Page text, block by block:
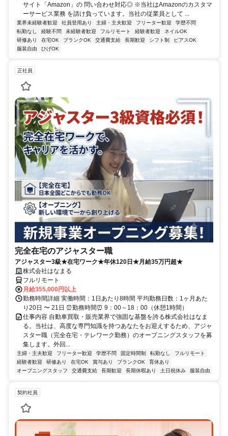
サイト「Amazon」の 問い合わせ対応◎ ※当社はAmazonのカスタマ
ーサービス業務 を請け負っています。当社の従業員として ...
業界未経験者歓迎 社員登用あり 主婦・主夫歓迎 フリーター歓迎
学歴不問
転勤なし
経験不問 未経験者歓迎 フルリモート 経験者歓迎
ネイルOK
研修あり
在宅OK ブランクOK 交通費支給 長期歓迎 シフト制
ピアスOK
服装自由
ひげOK
正社員
完全在宅のアジャスター職
アジャスター3級★在宅ワーク★年休120日★月給35万円超★
株式会社はなまる
フルリモート
月給355,000円以上
勤務時間詳細 実働時間：1日あたり8時間 平均勤務日数：1ヶ月あた
り20日 〜 21日 ⏰勤務時間⏰ 9：00～18：00（休憩1時間）
仕事内容 自動車買取・販売業界で強固な基盤を誇る株式会社はなま
る。当社は、高度な専門知識を持つあなたをお迎えするため、アジャ
スター職（完全在宅・テレワーク勤務）のオープニングスタッフを募
集します。外回...
主婦・主夫歓迎 フリーター歓迎 学歴不問 固定時間制 転勤なし
フルリモート
経験者歓迎
研修あり 在宅OK 賞与あり ブランクOK
育休あり
オープニングスタッフ
交通費支給 長期歓迎 長期休暇あり 土日祝休み 服装自由
契約社員